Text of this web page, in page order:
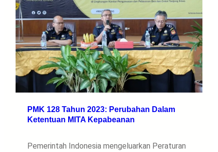
PMK 128 Tahun 2023: Perubahan Dalam
Ketentuan MITA Kepabeanan
Pemerintah Indonesia mengeluarkan Peraturan